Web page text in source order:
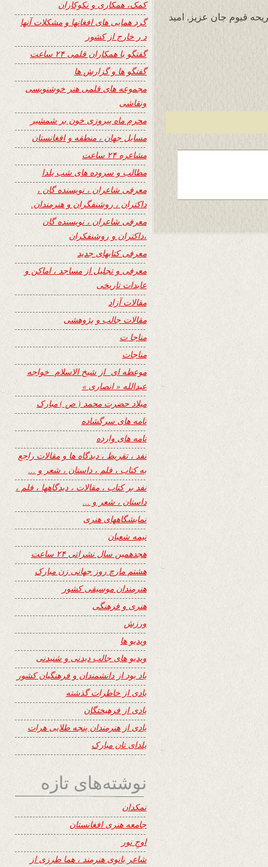
قیوم جان عزیز. امید
کمک، همکاری و نکوکاران
گرد همایی های افغانها و مشکلات آنها
د ر خارج از کشور
گفتگو با همکاران قلمی ۲۴ ساعت
گفتگو ها و گزارش ها
مجموعه های قلمی هنر خوشنویسی
ونقاشی
محرم ماه پیروزی خون بر شمشیر
مسایل جهان ، منطقه و افغانستان
مشاعره ۲۴ ساعت
مطالب و سروده های شب یلدا
معرفی شاعران ، نویسنده گان ،
داکتران ، روشنفگران و هنرمندان.
معرفی شاعران ، نویسنده گان
،داکتران و روشنفکران
معرفی کتابهای جدید
معرفی و تجلیل از مساجد ، اماکن و
عابدات تاریخی
مقالات آزاد
مقالات جالب و پژوهشی
مناجا ت
مناجات
موعظه ای از شیخ الاسلام خواجه
عبدالله « انصاری »
میلاد حضرت محمد ( ص ) مبارک
نامه های سرگشاده
نامه های وارده
نفد ، تقریظ ، دیدگاه ها و مقالات راجع
به کتاب ، فلم ، داستان ، شعر و …
نفد بر کتاب ، مقالات ، دیدگاهها ، فلم ،
داستان ، شعر و …
نمایشگاههای هنری
نیمه شعبان
هجدهمین سال نشراتی ۲۴ ساعت
هشتم مارچ روز جهانی زن مبارک
هنرمندان موسیقی کشور
هنری و فرهنگی
ورزش
ویدیو ها
ویدیو های جالب دیدنی و شنیدنی
یاد بود از دانشمندان و فرهنگیان کشور
یادی از خاطرات گذشته
یادی از فرهیختگان
یادی از هنرمندان پنجه طلایی هرات
یلدای تان مبارک
نوشته‌های تازه
نمکدان
جامعه هنری افغانستان
اوجِ نور
شاعر بانوی هنرمند ، هما طرزی از